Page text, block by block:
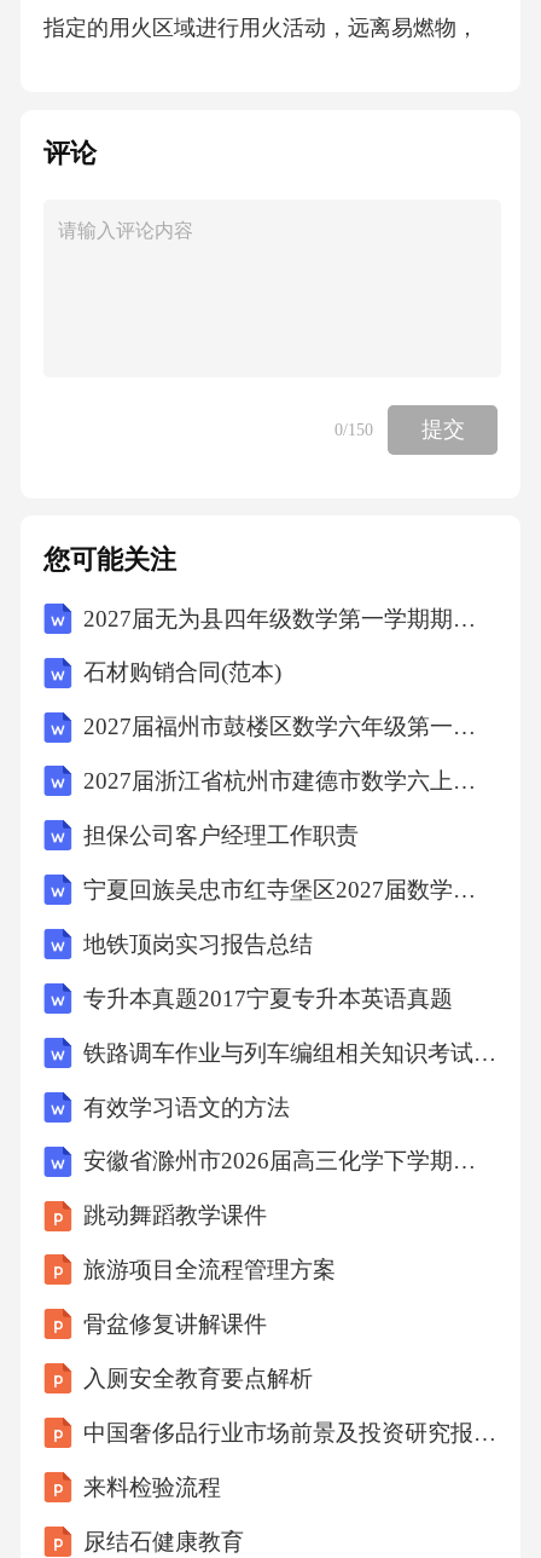
指定的用火区域进行用火活动，远离易燃物，
器材携带灭火器材，如灭火器、灭火毯等，以
逃生路线和自救方法，遇到火灾时保持冷静，
安全知识，学会浮在水面等待救援，避免盲目
挣扎。02落水自救火灾逃生熟悉安全出口位
如何正确使用绷带、纱布等物品进行止血和包
扎。止血包扎了解如何制作简易担架，用于搬
运受伤人员。简易担架制作熟悉急救包内的常
等。常用药品与医疗器械求助信号与救援流程
了解国际通用的求救信号，如SOS、火光等，以
及如何通过手机拨打求救电话。发出求救信号
寻求救援配合救援在紧急情况下，迅速向周围
等。在等待救援的过程中，保持冷静，积极配
合救援人员的指示，如提供准确信息、协助救
援等。06安全复盘总结涵盖交通规则、道路标
识、安全驾驶等方面。针对不同自然灾害，如
地震、洪水、泥石流等，考察学生的应对方法
和自救能力。包括如何寻找食物、水源，以及
野外急救等实用技能。涉及垃圾分类、野外用
火安全、动植物保护等内容。安全知识随堂测
保知识隐患反馈与改进建议6px6px6px收集学生
在郊游过程中发现的安全隐患，如道路破损、
警示标识缺失等。学生反馈根据反馈和评估结
果，提出具体的改进措施和建议，如加强安全
教育、完善安全设施等。改进措施教师对学生
的安全意识和行为进行评估，指出存在的问题
评论
0/150 提交
您可能关注
2027届无为县四年级数学第一学期期末学业质量监测模拟试题含解析
石材购销合同(范本)
2027届福州市鼓楼区数学六年级第一学期期末学业水平测试模拟试题含解析
2027届浙江省杭州市建德市数学六上期末统考模拟试题含解析
担保公司客户经理工作职责
宁夏回族吴忠市红寺堡区2027届数学六年级第一学期期末质量检测试题含解析
地铁顶岗实习报告总结
专升本真题2017宁夏专升本英语真题
铁路调车作业与列车编组相关知识考试试卷
有效学习语文的方法
安徽省滁州市2026届高三化学下学期第二次教学质量监测试卷【含答案】
跳动舞蹈教学课件
旅游项目全流程管理方案
骨盆修复讲解课件
入厕安全教育要点解析
中国奢侈品行业市场前景及投资研究报告：审慎复苏奢侈品潜在消费人群购买行为
来料检验流程
尿结石健康教育